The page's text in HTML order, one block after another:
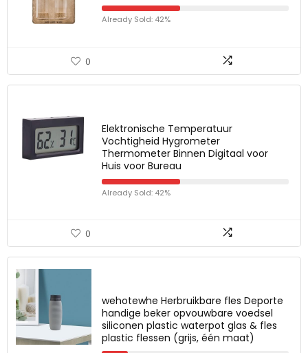
Already Sold: 42%
0
Elektronische Temperatuur
Vochtigheid Hygrometer
Thermometer Binnen Digitaal voor
Huis voor Bureau
Already Sold: 42%
0
wehotewhe Herbruikbare fles Deporte
handige beker opvouwbare voedsel
siliconen plastic waterpot glas & fles
plastic flessen (grijs, één maat)